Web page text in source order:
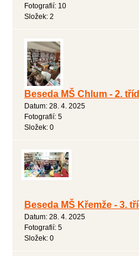
Fotografií: 10
Složek: 2
Beseda MŠ Chlum - 2.
Datum: 28. 4. 2025
Fotografií: 5
Složek: 0
Beseda MŠ Křemže - 3.
Datum: 28. 4. 2025
Fotografií: 5
Složek: 0